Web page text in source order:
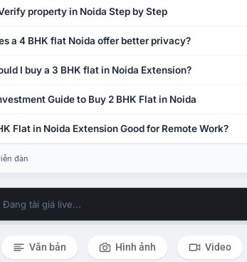
property in Noida Step by Step
a 4 BHK flat Noida offer better privacy?
I buy a 3 BHK flat in Noida Extension?
Guide to Buy 2 BHK Flat in Noida
Flat in Noida Extension Good for Remote Work?
đàn
Đang tải giá live...
Văn bản Hình ảnh Video